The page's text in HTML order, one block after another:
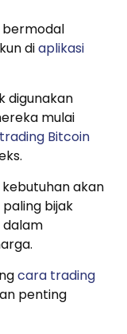
bermodal
diaplikasi
digunakan
mulai
trading Bitcoin
akan
bijak
dalam
cara trading
penting